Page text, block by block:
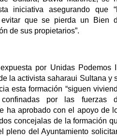
iniciativa asegurando que
evitar que se pierda un Bien
de sus propietarios”.
por Unidas Podemos
la activista saharaui Sultana y
esta formación “siguen
por las fuerzas
ha aprobado con el apoyo de
concejalas de la formación
pleno del Ayuntamiento